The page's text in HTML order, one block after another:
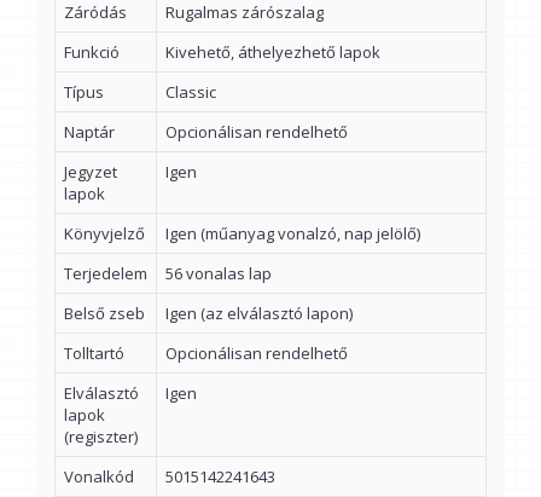
Záródás
Rugalmas zárószalag
Funkció
Kivehető, áthelyezhető lapok
Típus
Classic
Naptár
Opcionálisan rendelhető
Jegyzet
lapok
Igen
Könyvjelző
Igen (műanyag vonalzó, nap jelölő)
Terjedelem
56 vonalas lap
Belső zseb
Igen (az elválasztó lapon)
Tolltartó
Opcionálisan rendelhető
Elválasztó
lapok
(regiszter)
Igen
Vonalkód
5015142241643